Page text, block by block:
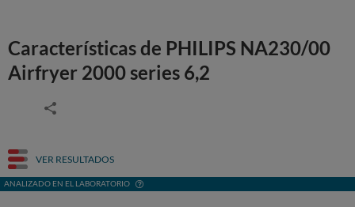
Características de PHILIPS NA230/00
Airfryer 2000 series 6,2
VER RESULTADOS
ANALIZADO EN EL LABORATORIO